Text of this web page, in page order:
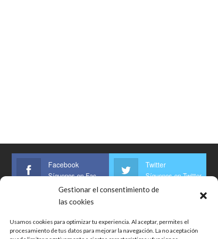
Gestionar el consentimiento de
las cookies
Usamos cookies para optimizar tu experiencia. Al aceptar, permites el
procesamiento de tus datos para mejorar la navegación. La no aceptación
Facebook
Síguenos en Facebook
Twitter
Síguenos en Twitter